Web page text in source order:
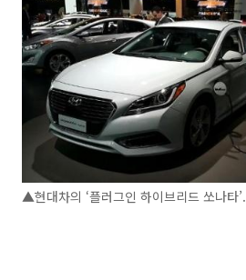
▲현대차의 ‘플러그인 하이브리드 쏘나타’.